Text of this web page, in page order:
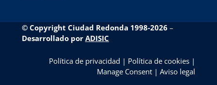
© Copyright Ciudad Redonda 1998-2026 –
Desarrollado por ADISIC
Política de privacidad | Política de cookies |
Manage Consent |Aviso legal